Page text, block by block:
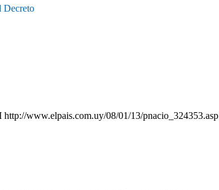
Decreto
www.elpais.com.uy/08/01/13/pnacio_324353.asp